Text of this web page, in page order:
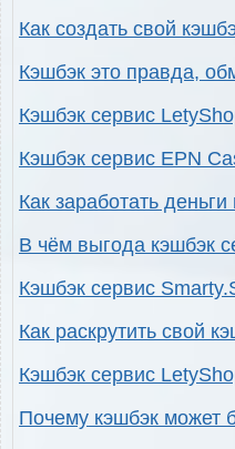
Как создать свой
Кэшбэк это правда,
Кэшбэк сервис
Кэшбэк сервис EPN
Как заработать
В чём выгода кэшбэк
Кэшбэк сервис
Как раскрутить свой
Кэшбэк сервис
Почему кэшбэк может